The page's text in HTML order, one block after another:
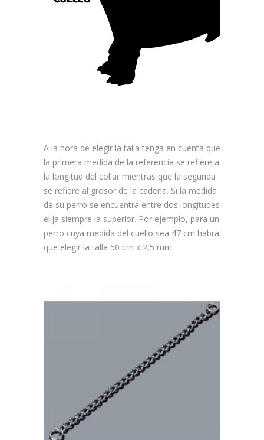
A la hora de elegir la talla tenga en cuenta que
la primera medida de la referencia se refiere a
la longitud del collar mientras que la segunda
se refiere al grosor de la cadena. Si la medida
de su perro se encuentra entre dos longitudes
elija siempre la superior. Por ejemplo, para un
perro cuya medida del cuello sea 47 cm habrá
que elegir la talla 50 cm x 2,5 mm